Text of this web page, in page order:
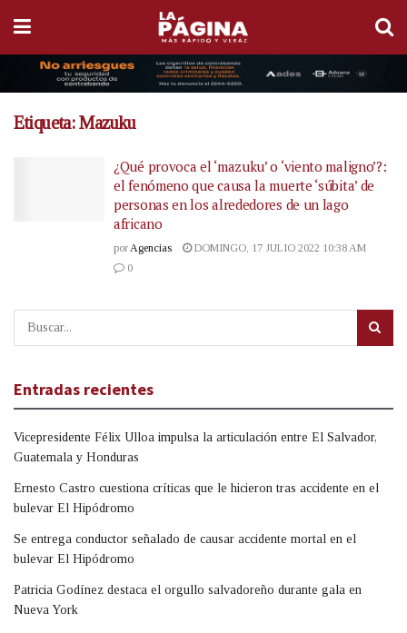
Etiqueta:Mazuku
¿Qué provoca el ‘mazuku’ o ‘viento maligno’?:
el fenómeno que causa la muerte ‘súbita’ de
personas en los alrededores de un lago
africano
por Agencias
DOMINGO, 17 JULIO 2022 10:38 AM
0
Entradas recientes
Vicepresidente Félix Ulloa impulsa la articulación entre El Salvador,
Guatemala y Honduras
Ernesto Castro cuestiona críticas que le hicieron tras accidente en el
bulevar El Hipódromo
Se entrega conductor señalado de causar accidente mortal en el
bulevar El Hipódromo
Patricia Godínez destaca el orgullo salvadoreño durante gala en
Nueva York